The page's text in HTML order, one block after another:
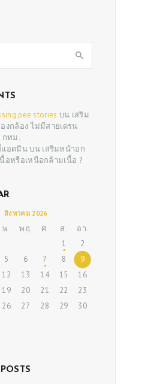
pee stories บน เสริม
งกล้อง ไม่มีสายเดรน
กทม.
แอดมินบน เสริมหน้าอก
อหรือเหนือกล้ามเนื้อ ?
สิงหาคม 2026
พ. พฤ. ศ. ส. อา.
1
2
5 6 7 8
9
12 13 14 15
16
19 20 21 22
23
26 27 28 29
30